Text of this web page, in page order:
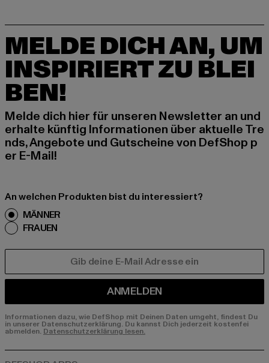
MELDE DICH AN, UM
INSPIRIERT ZU BLEI
BEN!
Melde dich hier für unseren Newsletter an und
erhalte künftig Informationen über aktuelle Tre
nds, Angebote und Gutscheine von DefShop p
er E-Mail!
An welchen Produkten bist du interessiert?
MÄNNER
FRAUEN
ANMELDEN
Informationen dazu, wie DefShop mit Deinen Daten umgeht, findest Du
in unserer Datenschutzerklärung. Du kannst Dich jederzeit kostenfei
abmelden.Datenschutzerklärung lesen.